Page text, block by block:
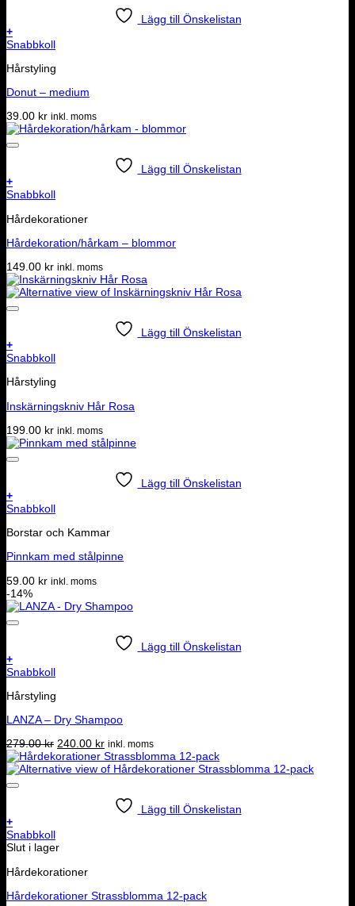
Lägg till Önskelistan
+
Snabbkoll
Hårstyling
Donut – medium
39.00 kr inkl. moms
Lägg till Önskelistan
+
Snabbkoll
Hårdekorationer
Hårdekoration/hårkam – blommor
149.00 kr inkl. moms
Lägg till Önskelistan
+
Snabbkoll
Hårstyling
Inskärningskniv Hår Rosa
199.00 kr inkl. moms
Lägg till Önskelistan
+
Snabbkoll
Borstar och Kammar
Pinnkam med stålpinne
59.00 kr inkl. moms
-14%
Lägg till Önskelistan
+
Snabbkoll
Hårstyling
LANZA – Dry Shampoo
279.00kr Det
ursprungliga
priset
240.00 krDet
nuvarande
priset
inkl. moms
Lägg till Önskelistan
+
Snabbkoll
Slut i lager
Hårdekorationer
Hårdekorationer Strassblomma 12-pack